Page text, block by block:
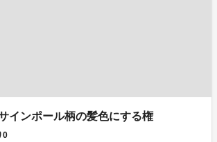
インポール柄の髪色にする権
0